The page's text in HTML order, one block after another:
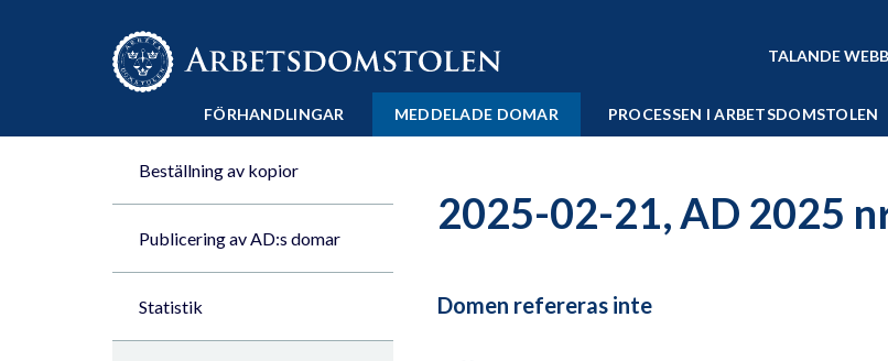
Till innehåll på sidan x
TALANDE WEBB
FÖRHANDLINGAR MEDDELADE DOMAR PROCESSEN I ARBETSDOMSTOLEN
Beställning av kopior
Publicering av AD:s domar
Statistik
2025-02-21, AD 2025
Domen refereras inte